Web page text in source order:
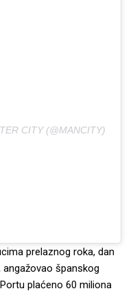
CITY (@MANCITY)
prelaznog roka, dan
španskog
plaćeno 60 miliona